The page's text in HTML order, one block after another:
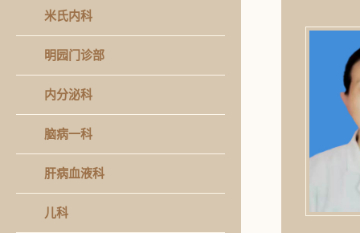
米氏内科
明园门诊部
内分泌科
脑病一科
肝病血液科
儿科